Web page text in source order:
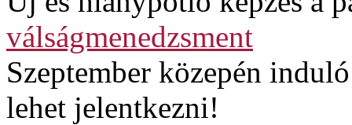
válságmenedzsment
Szeptember közepén
lehet jelentkezni!